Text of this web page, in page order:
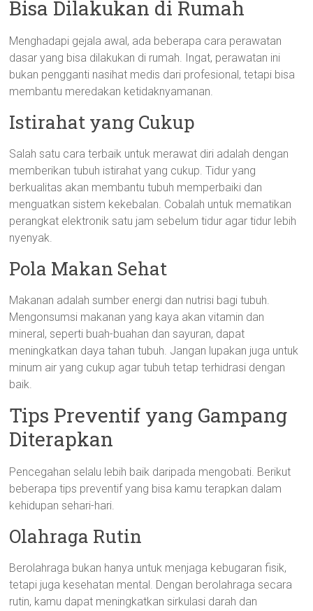
Bisa Dilakukan di Rumah
Menghadapi gejala awal, ada beberapa cara perawatan
dasar yang bisa dilakukan di rumah. Ingat, perawatan ini
bukan pengganti nasihat medis dari profesional, tetapi bisa
membantu meredakan ketidaknyamanan.
Istirahat yang Cukup
Salah satu cara terbaik untuk merawat diri adalah dengan
memberikan tubuh istirahat yang cukup. Tidur yang
berkualitas akan membantu tubuh memperbaiki dan
menguatkan sistem kekebalan. Cobalah untuk mematikan
perangkat elektronik satu jam sebelum tidur agar tidur lebih
nyenyak.
Pola Makan Sehat
Makanan adalah sumber energi dan nutrisi bagi tubuh.
Mengonsumsi makanan yang kaya akan vitamin dan
mineral, seperti buah-buahan dan sayuran, dapat
meningkatkan daya tahan tubuh. Jangan lupakan juga untuk
minum air yang cukup agar tubuh tetap terhidrasi dengan
baik.
Tips Preventif yang Gampang
Diterapkan
Pencegahan selalu lebih baik daripada mengobati. Berikut
beberapa tips preventif yang bisa kamu terapkan dalam
kehidupan sehari-hari.
Olahraga Rutin
Berolahraga bukan hanya untuk menjaga kebugaran fisik,
tetapi juga kesehatan mental. Dengan berolahraga secara
rutin, kamu dapat meningkatkan sirkulasi darah dan